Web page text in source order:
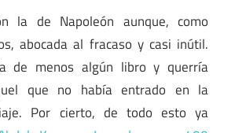
la de Napoleón aunque, como
abocada al fracaso y casi inútil.
de menos algún libro y querría
que no había entrado en la
Por cierto, de todo esto ya